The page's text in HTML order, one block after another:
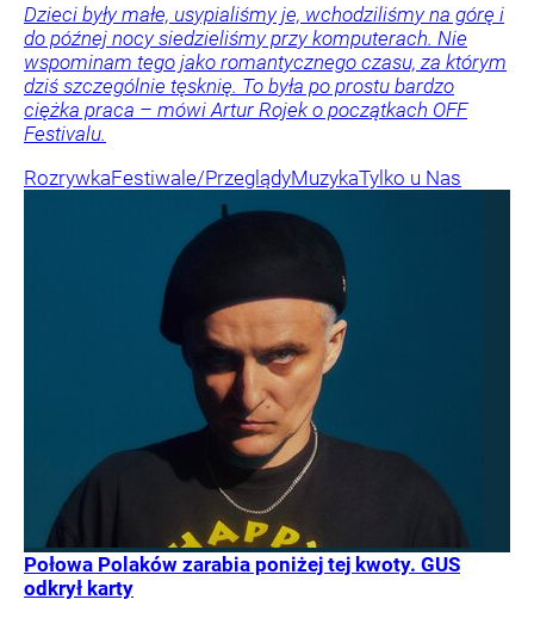
Dzieci były małe, usypialiśmy je, wchodziliśmy na górę i
do późnej nocy siedzieliśmy przy komputerach. Nie
wspominam tego jako romantycznego czasu, za którym
dziś szczególnie tęsknię. To była po prostu bardzo
ciężka praca – mówi Artur Rojek o początkach OFF
Festivalu.
RozrywkaFestiwale/PrzeglądyMuzykaTylko u Nas
Połowa Polaków zarabia poniżej tej kwoty. GUS
odkrył karty